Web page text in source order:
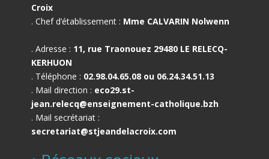
Croix
. Chef d’établissement : Mme CALVARIN Nolwenn
. Adresse : 11, rue Traonouez 29480 LE RELECQ-
KERHUON
. Téléphone : 02.98.04.65.08 ou 06.24.34.51.13
. Mail direction : eco29.st-
jean.relecq@enseignement-catholique.bzh
. Mail secrétariat :
secretariat@stjeandelacroix.com